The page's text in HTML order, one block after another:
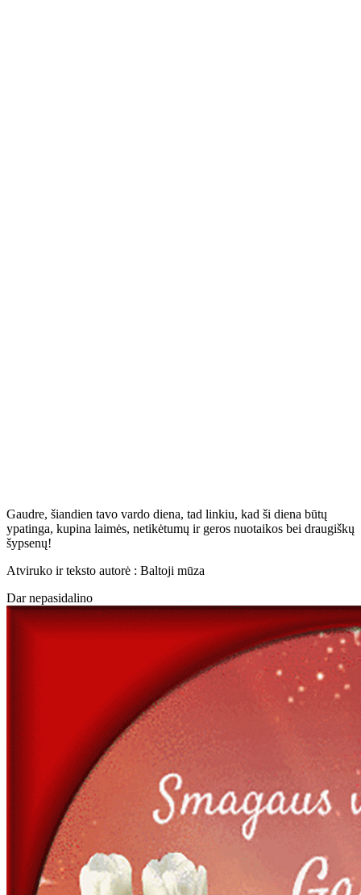
Gaudre, šiandien tavo vardo diena, tad linkiu, kad ši diena būtų
ypatinga, kupina laimės, netikėtumų ir geros nuotaikos bei draugiškų
šypsenų!
Atviruko ir teksto autorė : Baltoji mūza
Dar nepasidalino